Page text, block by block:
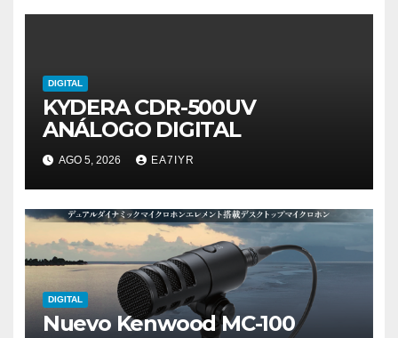
DIGITAL
KYDERA CDR-500UV
ANÁLOGO DIGITAL
AGO 5, 2026 EA7IYR
DIGITAL
Nuevo Kenwood MC-100